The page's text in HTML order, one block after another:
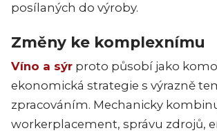
posílaných do výroby.
Změny ke komplexnímu
Víno a sýr proto působí jako
ekonomická strategie s výrazně
zpracováním. Mechanicky
workerplacement, správu zdrojů,